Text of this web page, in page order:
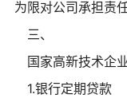
为限对公司承担责任
三、
国家高新技术企
1.银行定期贷款